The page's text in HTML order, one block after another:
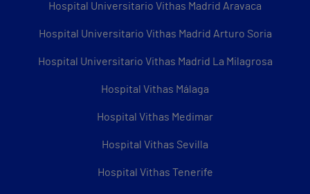
Hospital Universitario Vithas Madrid Aravaca
Hospital Universitario Vithas Madrid Arturo Soria
Hospital Universitario Vithas Madrid La Milagrosa
Hospital Vithas Málaga
Hospital Vithas Medimar
Hospital Vithas Sevilla
Hospital Vithas Tenerife